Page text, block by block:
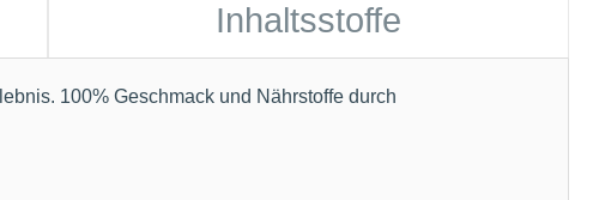
Inhaltsstoffe
100% Geschmack und Nährstoffe durch